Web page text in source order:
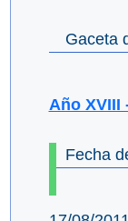
Gaceta
Año XVIII
Fecha